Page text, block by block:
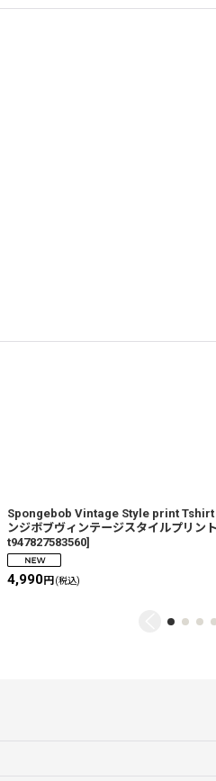
Spongebob Vintage Style print
ンジボブヴィンテージスタイルプリン
t947827583560]
4,990円 (税込)